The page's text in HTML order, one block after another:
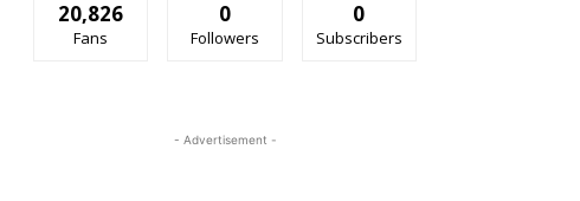
20,826
Fans
0
Followers
0
Subscribers
- Advertisement -